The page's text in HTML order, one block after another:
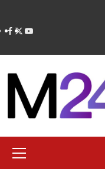
contenido
primario